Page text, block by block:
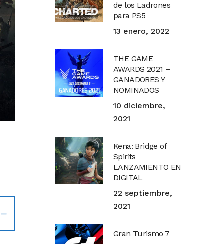
de los Ladrones
para PS5
13 enero, 2022
THE GAME
AWARDS 2021 –
GANADORES Y
NOMINADOS
10 diciembre,
2021
Kena: Bridge of
Spirits
LANZAMIENTO EN
DIGITAL
22 septiembre,
2021
Gran Turismo 7